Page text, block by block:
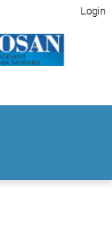
Login